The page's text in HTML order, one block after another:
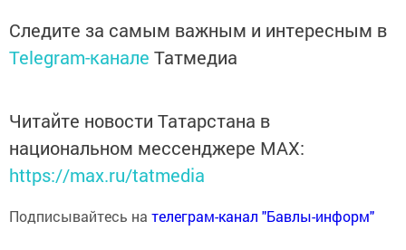
Следите за самым важным и интересным в
Telegram-канале Татмедиа
Читайте новости Татарстана в
национальном мессенджере MАХ:
https://max.ru/tatmedia
Подписывайтесь на телеграм-канал "Бавлы-информ"